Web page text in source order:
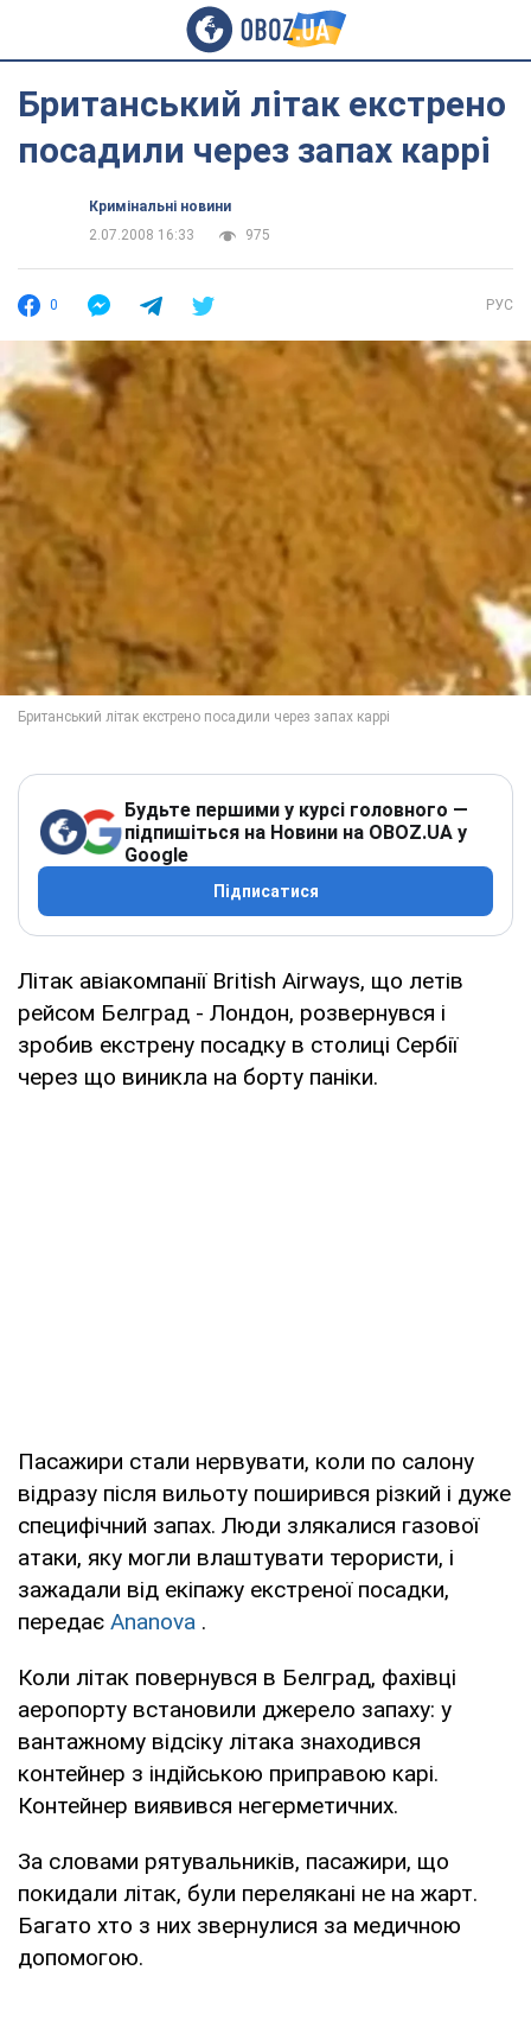
Британський літак екстрено
посадили через запах каррі
Кримінальні новини
2.07.2008 16:33
975
0 РУС
Будьте першими у курсі головного —
підпишіться на Новини на OBOZ.UA у
Google
Підписатися
Літак авіакомпанії British Airways, що летів
рейсом Белград - Лондон, розвернувся і
зробив екстрену посадку в столиці Сербії
через що виникла на борту паніки.
Пасажири стали нервувати, коли по салону
відразу після вильоту поширився різкий і дуже
специфічний запах. Люди злякалися газової
атаки, яку могли влаштувати терористи, і
зажадали від екіпажу екстреної посадки,
передає Ananova .
Коли літак повернувся в Белград, фахівці
аеропорту встановили джерело запаху: у
вантажному відсіку літака знаходився
контейнер з індійською приправою карі.
Контейнер виявився негерметичних.
За словами рятувальників, пасажири, що
покидали літак, були перелякані не на жарт.
Багато хто з них звернулися за медичною
допомогою.